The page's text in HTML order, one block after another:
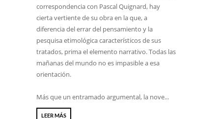
correspondencia con Pascal Quignard, hay
cierta vertiente de su obra en la que, a
diferencia del errar del pensamiento y la
pesquisa etimológica característicos de sus
tratados, prima el elemento narrativo. Todas las
mañanas del mundo no es impasible a esa
orientación.
Más que un entramado argumental, la nove...
LEER MÁS